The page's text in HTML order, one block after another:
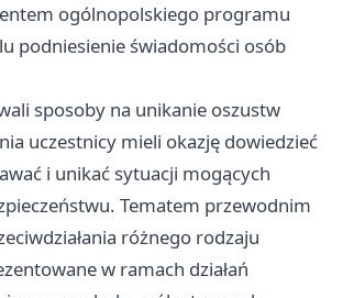
ogólnopolskiego programu
podniesienie świadomości osób
sposoby na unikanie oszustw
uczestnicy mieli okazję dowiedzieć
i unikać sytuacji mogących
Tematem przewodnim
różnego rodzaju
w ramach działań